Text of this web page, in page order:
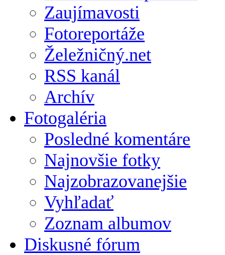
Zaujímavosti
Fotoreportáže
Želežničný.net
RSS kanál
Archív
Fotogaléria
Posledné komentáre
Najnovšie fotky
Najzobrazovanejšie
Vyhľadať
Zoznam albumov
Diskusné fórum